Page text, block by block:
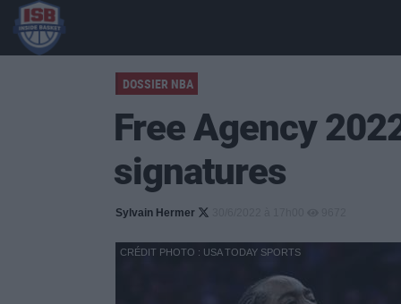
DOSSIER NBA
Free Agency
signatures
Sylvain Hermer
CRÉDIT PHOTO : USA TODAY SPORTS